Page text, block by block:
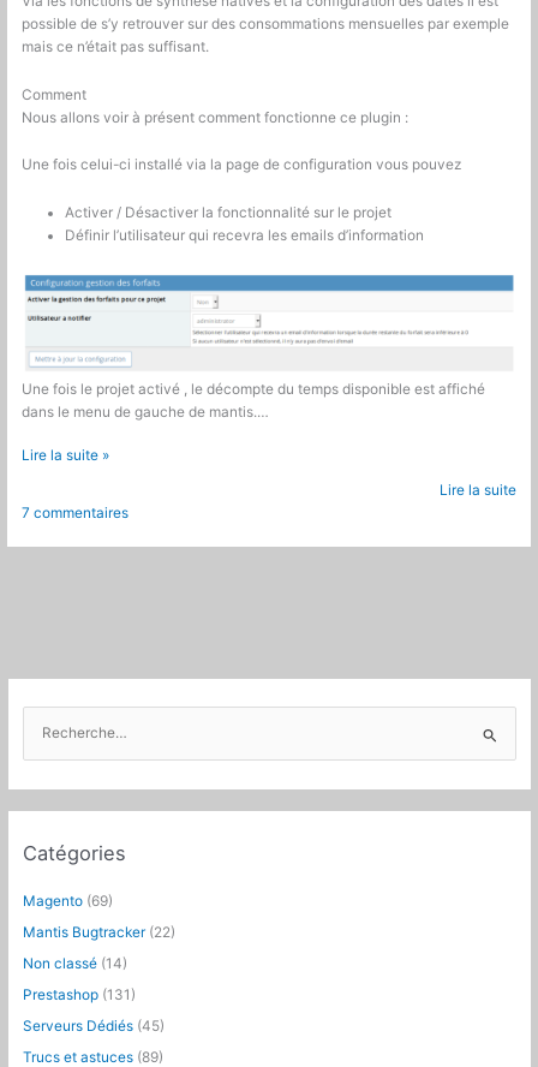
possible de s’y retrouver sur des consommations mensuelles par exemple
mais ce n’était pas suffisant.
Comment
Nous allons voir à présent comment fonctionne ce plugin :
Une fois celui-ci installé via la page de configuration vous pouvez
Activer / Désactiver la fonctionnalité sur le projet
Définir l’utilisateur qui recevra les emails d’information
Une fois le projet activé , le décompte du temps disponible est affiché
dans le menu de gauche de mantis.…
Mantis
de
gestion
Lire la suite »
Lire la suite
7 commentaires
r
e
r
:
Catégories
Magento (69)
Mantis Bugtracker (22)
Non classé (14)
Prestashop (131)
Serveurs Dédiés (45)
Trucs et astuces (89)